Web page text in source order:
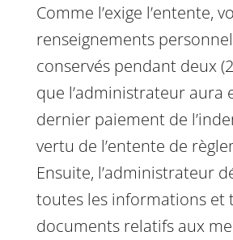
Comme l’exige l’entente,
renseignements
conservés pendant deux
que l’administrateur aura
dernier paiement de
vertu de l’entente de
Ensuite, l’administrateur
toutes les informations et
documents relatifs aux